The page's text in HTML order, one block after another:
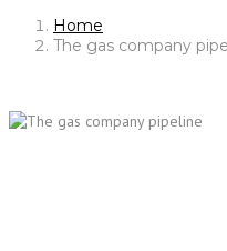
Home
The gas company